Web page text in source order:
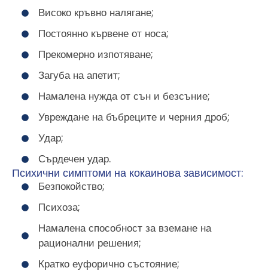
Високо кръвно налягане;
Постоянно кървене от носа;
Прекомерно изпотяване;
Загуба на апетит;
Намалена нужда от сън и безсъние;
Увреждане на бъбреците и черния дроб;
Удар;
Сърдечен удар.
Психични симптоми на кокаинова зависимост:
Безпокойство;
Психоза;
Намалена способност за вземане на
рационални решения;
Кратко еуфорично състояние;